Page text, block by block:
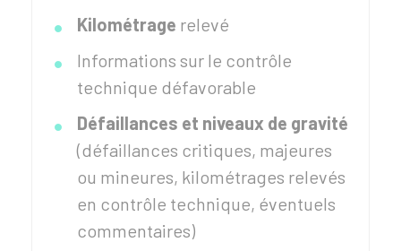
Kilométrage relevé
Informations sur le contrôle
technique défavorable
Défaillances et niveaux de gravité
(défaillances critiques, majeures
ou mineures, kilométrages relevés
en contrôle technique, éventuels
commentaires)